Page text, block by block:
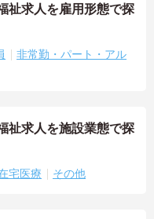
祉求人を雇用形態で探
非常勤・パート・アル
祉求人を施設業態で探
宅医療 その他